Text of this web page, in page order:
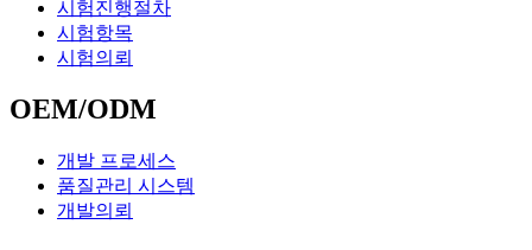
시험진행절차
시험항목
시험의뢰
OEM/ODM
개발 프로세스
품질관리 시스템
개발의뢰